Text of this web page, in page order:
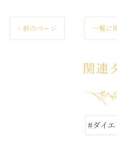
< 前のページ 一覧に
関連
#ダイエ